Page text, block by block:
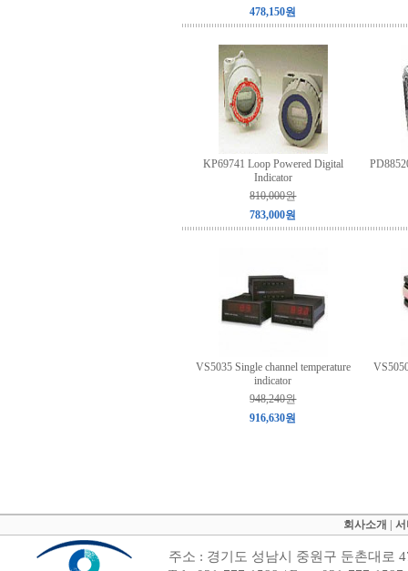
478,150원
KP69741 Loop Powered Digital
Indicator
810,000원
783,000원
VS5035 Single channel temperature
indicator
948,240원
916,630원
회사소개
주소 : 경기도 성남시 중원구 둔촌대로